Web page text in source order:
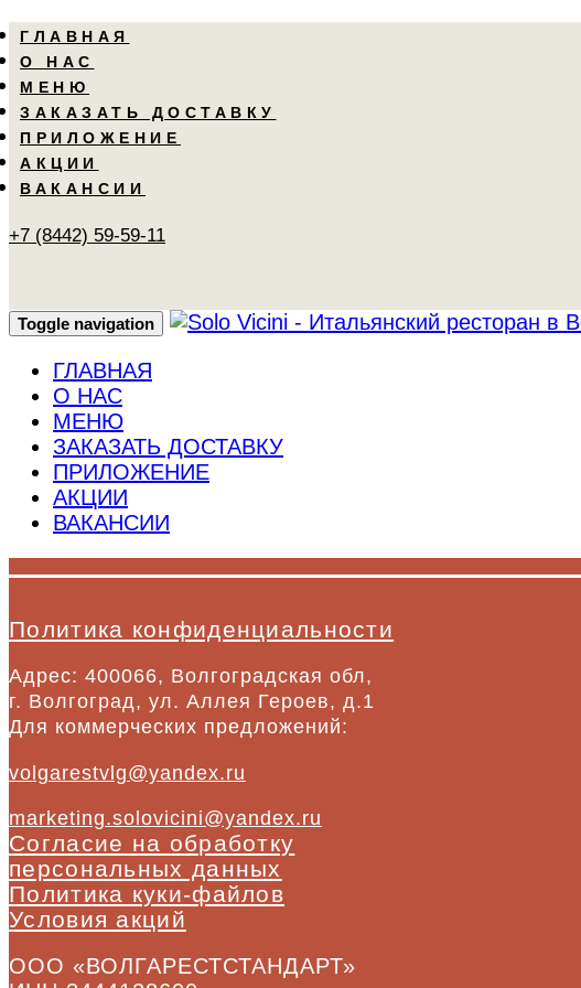
Skip
links
Skip
to
primary
navigation
Skip
to
content
ГЛАВНАЯ
О НАС
МЕНЮ
ЗАКАЗАТЬ ДОСТАВКУ
ПРИЛОЖЕНИЕ
АКЦИИ
ВАКАНСИИ
+7 (8442) 59-59-11
Toggle navigation
ГЛАВНАЯ
О НАС
МЕНЮ
ЗАКАЗАТЬ ДОСТАВКУ
ПРИЛОЖЕНИЕ
АКЦИИ
ВАКАНСИИ
Политика конфиденциальности
Адрес: 400066, Волгоградская обл,
г. Волгоград, ул. Аллея Героев, д.1
Для коммерческих предложений:
volgarestvlg@yandex.ru
marketing.solovicini@yandex.ru
Согласие на обработку
персональных данных
Политика куки-файлов
Условия акций
ООО «ВОЛГАРЕСТСТАНДАРТ»